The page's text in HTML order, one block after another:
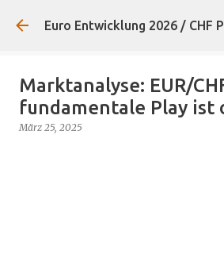
Direkt zum
Euro Entwicklung 2026 / CHF
Marktanalyse: EUR/
fundamentale Play ist
März 25, 2025